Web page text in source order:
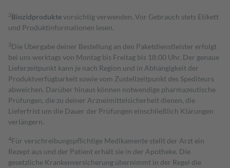
2Biozidproduktevorsichtig verwenden. Vor Gebrauch stets Etikett
und Produktinformationen lesen.
3Die Übergabe deiner Bestellung an den Paketdienstleister erfolgt
bei uns werktags von Montag bis Freitag bis 18:00 Uhr. Der genaue
Lieferzeitpunkt kann je nach Region und in Abhängigkeit der
Produktverfügbarkeit sowie vom Zustellzeitpunkt des Spediteurs
abweichen. Darüber hinaus können notwendige pharmazeutische
Prüfungen, die zu deiner Arzneimittelsicherheit dienen, die
Lieferfrist um die Dauer der Prüfungen einschließlich Klärungen
verlängern.
4Für verschreibungspflichtige Medikamente stellt der Arzt ein
Rezept aus und der Patient erhält sie in der Apotheke. Die
gesetzliche Krankenversicherung übernimmt in der Regel die